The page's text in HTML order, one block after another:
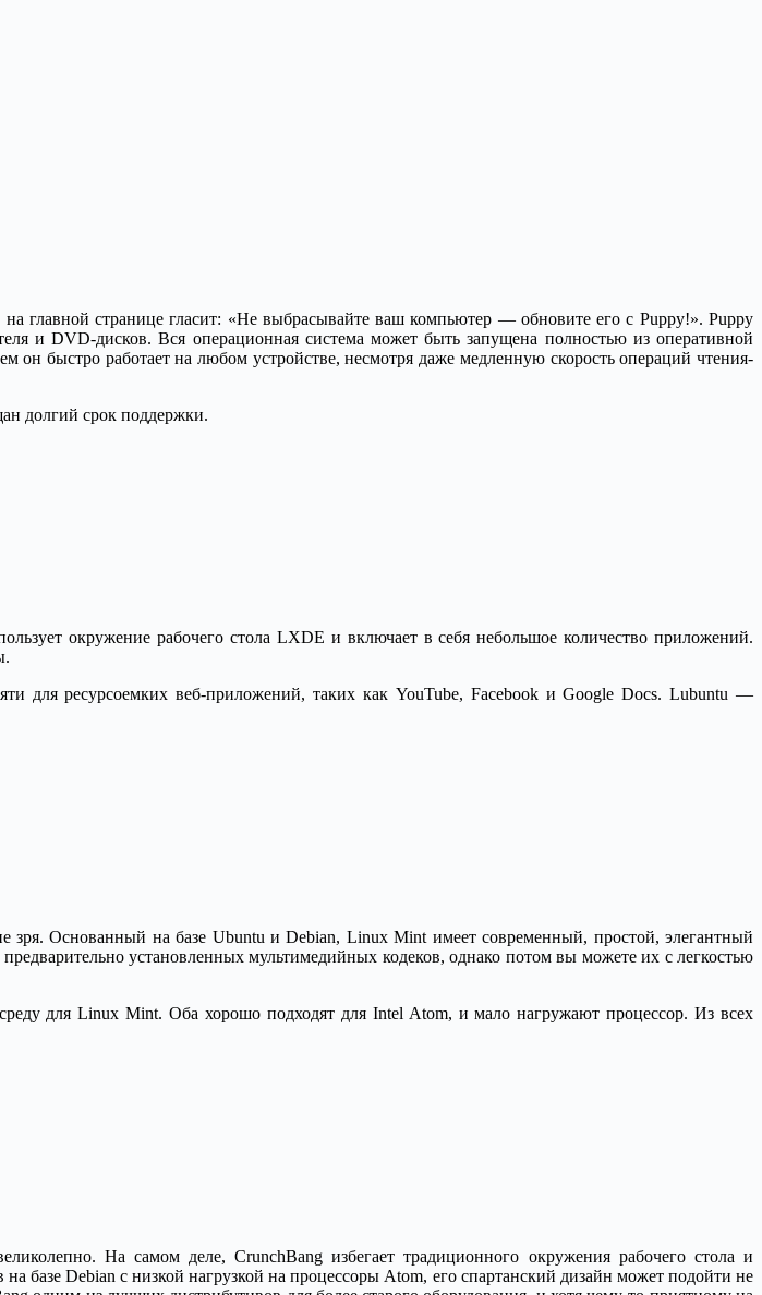
главной странице гласит: «Не выбрасывайте ваш компьютер — обновите его с Puppy!». Puppy
и DVD-дисков. Вся операционная система может быть запущена полностью из оперативной
быстро работает на любом устройстве, несмотря даже медленную скорость операций чтения-
долгий срок поддержки.
окружение рабочего стола LXDE и включает в себя небольшое количество приложений.
для ресурсоемких веб-приложений, таких как YouTube, Facebook и Google Docs. Lubuntu —
зря. Основанный на базе Ubuntu и Debian, Linux Mint имеет современный, простой, элегантный
установленных мультимедийных кодеков, однако потом вы можете их с легкостью
для Linux Mint. Оба хорошо подходят для Intel Atom, и мало нагружают процессор. Из всех
На самом деле, CrunchBang избегает традиционного окружения рабочего стола и
базе Debian с низкой нагрузкой на процессоры Atom, его спартанский дизайн может подойти не